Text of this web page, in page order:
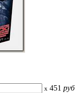
x 451 руб